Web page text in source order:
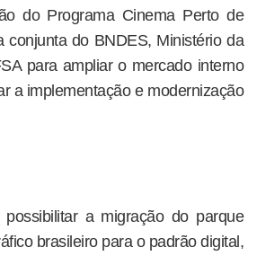
do Programa Cinema Perto de
conjunta do BNDES, Ministério da
para ampliar o mercado interno
a implementação e modernização
a migração do parque
brasileiro para o padrão digital,